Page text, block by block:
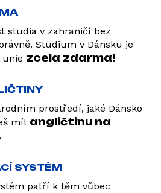
studia v zahraničí bez
Studium v Dánsku je
unie zcela zdarma!
prostředí, jaké Dánsko
mít angličtinu na
SYSTÉM
patří k těm vůbec